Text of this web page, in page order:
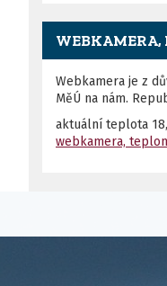
WEBKAMERA,
Webkamera je z
MěÚ na nám.
aktuální teplota
webkamera,